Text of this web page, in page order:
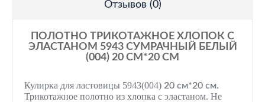
Отзывов (0)
ПОЛОТНО ТРИКОТАЖНОЕ ХЛОПОК С
ЭЛАСТАНОМ 5943 СУМРАЧНЫЙ БЕЛЫЙ
(004) 20 СМ*20 СМ
Кулирка для ластовицы 5943(004) 20 см*20 см.
Трикотажное полотно из хлопка с эластаном. Не